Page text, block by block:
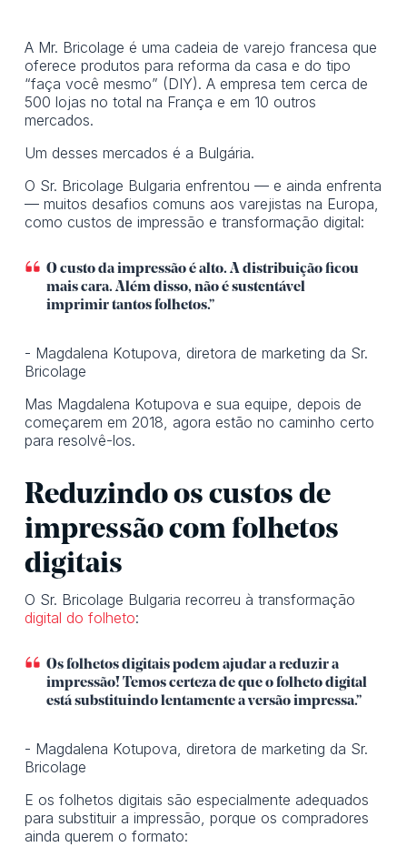
A Mr. Bricolage é uma cadeia de varejo francesa que
oferece produtos para reforma da casa e do tipo
“faça você mesmo” (DIY). A empresa tem cerca de
500 lojas no total na França e em 10 outros
mercados.
Um desses mercados é a Bulgária.
O Sr. Bricolage Bulgaria enfrentou — e ainda enfrenta
— muitos desafios comuns aos varejistas na Europa,
como custos de impressão e transformação digital:
O custo da impressão é alto. A distribuição ficou
mais cara. Além disso, não é sustentável
imprimir tantos folhetos.”
- Magdalena Kotupova, diretora de marketing da Sr.
Bricolage
Mas Magdalena Kotupova e sua equipe, depois de
começarem em 2018, agora estão no caminho certo
para resolvê-los.
Reduzindo os custos de
impressão com folhetos
digitais
O Sr. Bricolage Bulgaria recorreu à transformação
digital do folheto:
Os folhetos digitais podem ajudar a reduzir a
impressão! Temos certeza de que o folheto digital
está substituindo lentamente a versão impressa.”
- Magdalena Kotupova, diretora de marketing da Sr.
Bricolage
E os folhetos digitais são especialmente adequados
para substituir a impressão, porque os compradores
ainda querem o formato: